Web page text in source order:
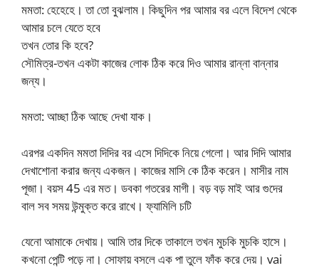
মমতা: হেহেহে। তা তো বুঝলাম। কিছুদিন পর আমার বর এলে বিদেশ থেকে
আমার চলে যেতে হবে
তখন তোর কি হবে?
সৌমিত্র-তখন একটা কাজের লোক ঠিক করে দিও আমার রান্না বান্নার
জন্য।
মমতা: আচ্ছা ঠিক আছে দেখা যাক।
এরপর একদিন মমতা দিদির বর এসে দিদিকে নিয়ে গেলো। আর দিদি আমার
দেখাশোনা করার জন্য একজন। কাজের মাসি কে ঠিক করেন। মাসীর নাম
পূজা। বয়স 45 এর মত। ডবকা গতরের মাগী। বড় বড় মাই আর গুদের
বাল সব সময় উন্মুক্ত করে রাখে। ফ্যামিলি চটি
যেনো আমাকে দেখায়। আমি তার দিকে তাকালে তখন মুচকি মুচকি হাসে।
কখনো পেন্টি পড়ে না। সোফায় বসলে এক পা তুলে ফাঁক করে দেয়। vai